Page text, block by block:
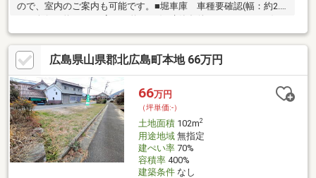
ので、室内のご案内も可能です。■堀車庫 車種要確認(幅：約2.4
きなハウスメーカーで素敵な家を建築してください。■広々50坪
の土地になります。詳細情報やその他物件情報等はお気軽にお問
い合わせください！I・Mエステート（株）ＴＥＬ：082-555-
2345http://www.imestate.com/
広島県山県郡北広島町本地 66万円
66万円
（坪単価:-）
土地面積102m2
用途地域無指定
建ぺい率70%
容積率400%
建築条件なし